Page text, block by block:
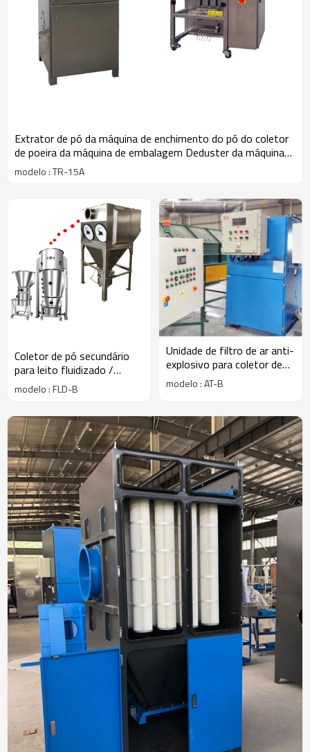
Extrator de pó da máquina de enchimento do pó do coletor
de poeira da máquina de embalagem Deduster da máquina
de envolvimento do fluxo
modelo : TR-15A
Coletor de pó secundário
para leito fluidizado /
máquina de secagem
modelo : FLD-B
Unidade de filtro de ar anti-
explosivo para coletor de
pó ATEX de limpeza
automática por lastro / pó
modelo : AT-B